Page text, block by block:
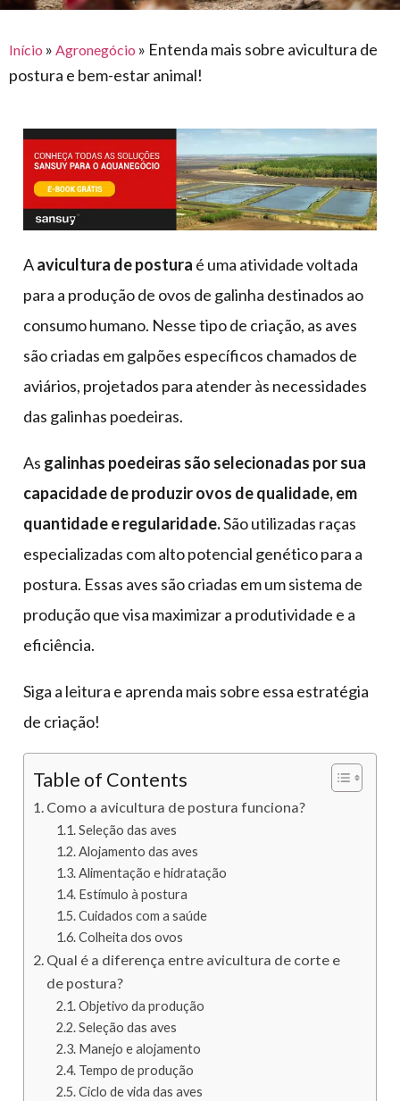
eventos
para
agronegócio
toldos
construção
civil
mercado
automotivo
móveis,
calçados,
epi's
multiúso
e logística
armazenagem
lonas
de
caminhoneiro
Início » Agronegócio » Entenda mais sobre avicultura de
postura e bem-estar animal!
Aavicultura de postura é uma atividade voltada
para a produção de ovos de galinha destinados ao
consumo humano. Nesse tipo de criação, as aves
são criadas em galpões específicos chamados de
aviários, projetados para atender às necessidades
das galinhas poedeiras.
As galinhas poedeiras são selecionadas por sua
capacidade de produzir ovos de qualidade, em
quantidade e regularidade.São utilizadas raças
especializadas com alto potencial genético para a
postura. Essas aves são criadas em um sistema de
produção que visa maximizar a produtividade e a
eficiência.
Siga a leitura e aprenda mais sobre essa estratégia
de criação!
Table of Contents
Como a avicultura de postura funciona?
Seleção das aves
Alojamento das aves
Alimentação e hidratação
Estímulo à postura
Cuidados com a saúde
Colheita dos ovos
Qual é a diferença entre avicultura de corte e
de postura?
Objetivo da produção
Seleção das aves
Manejo e alojamento
Tempo de produção
Ciclo de vida das aves